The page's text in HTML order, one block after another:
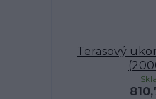
Terasový